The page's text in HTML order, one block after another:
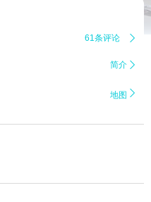
61条评论 
简介 
地图 